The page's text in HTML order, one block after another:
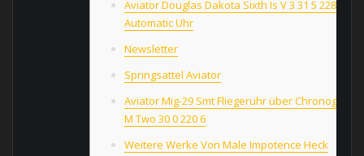
Aviator Douglas Dakota Sixth Is V 3 31 5 228 4
Automatic Uhr
Newsletter
Springsattel Aviator
Aviator Mig-29 Smt Fliegeruhr über Chronograph
M Two 30 0 220 6
Weitere Werke Von Male Impotence Heck